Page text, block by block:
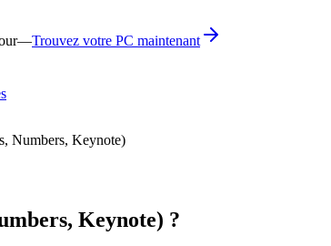
—Trouvez votre PC maintenant
Numbers, Keynote)
Keynote) ?